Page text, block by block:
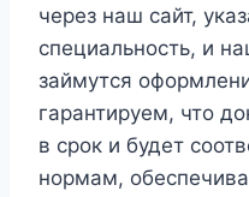
через наш сайт,
специальность, и
займутся
гарантируем, что
в срок и будет
нормам,